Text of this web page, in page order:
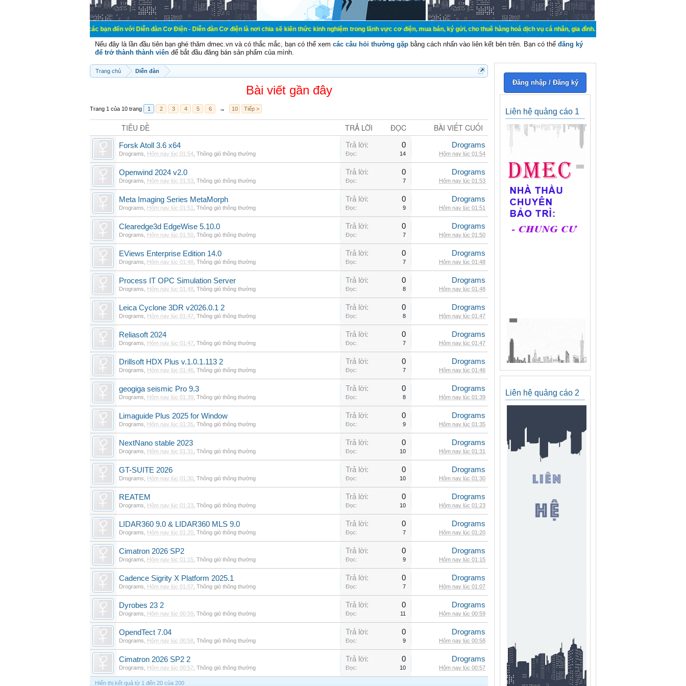
Chào mừng các bạn đến với Diễn đàn Cơ Điện - Diễn đàn Cơ điện là nơi chia sẽ kiến thức kinh nghiệm trong lãnh vực cơ điện, mua bán, ký gửi, cho thuê hàng hoá dịch vụ cá nhân, gia đình. Mua bán, ký gửi, cho thuê thiết bị hệ
Nếu đây là lần đầu tiên bạn ghé thăm dmec.vn và có thắc mắc, bạn có thể xem các câu hỏi thường gặp bằng cách nhấn vào liên kết bên trên. Bạn có thể đăng ký
để trở thành thành viên để bắt đầu đăng bán sản phẩm của mình.
Trang chủ Diễn đàn
Bài viết gần đây
Trang 1 của 10 trang 1 2 3 4 5 6 → 10 Tiếp >
TIÊU ĐỀ TRẢ LỜI ĐỌC BÀI VIẾT CUỐI
Forsk Atoll 3.6 x64
Drograms Hôm nay lúc 01:54 Thông gió thông thường
Trả lời: 0
Đọc: 14
Drograms
Hôm nay lúc 01:54
Openwind 2024 v2.0
Drograms Hôm nay lúc 01:53 Thông gió thông thường
Trả lời: 0
Đọc: 7
Drograms
Hôm nay lúc 01:53
Meta Imaging Series MetaMorph
Drograms Hôm nay lúc 01:51 Thông gió thông thường
Trả lời: 0
Đọc: 9
Drograms
Hôm nay lúc 01:51
Clearedge3d EdgeWise 5.10.0
Drograms Hôm nay lúc 01:50 Thông gió thông thường
Trả lời: 0
Đọc: 7
Drograms
Hôm nay lúc 01:50
EViews Enterprise Edition 14.0
Drograms Hôm nay lúc 01:48 Thông gió thông thường
Trả lời: 0
Đọc: 7
Drograms
Hôm nay lúc 01:48
Process IT OPC Simulation Server
Drograms Hôm nay lúc 01:48 Thông gió thông thường
Trả lời: 0
Đọc: 8
Drograms
Hôm nay lúc 01:48
Leica Cyclone 3DR v2026.0.1 2
Drograms Hôm nay lúc 01:47 Thông gió thông thường
Trả lời: 0
Đọc: 8
Drograms
Hôm nay lúc 01:47
Reliasoft 2024
Drograms Hôm nay lúc 01:47 Thông gió thông thường
Trả lời: 0
Đọc: 7
Drograms
Hôm nay lúc 01:47
Drillsoft HDX Plus v.1.0.1.113 2
Drograms Hôm nay lúc 01:46 Thông gió thông thường
Trả lời: 0
Đọc: 7
Drograms
Hôm nay lúc 01:46
geogiga seismic Pro 9.3
Drograms Hôm nay lúc 01:39 Thông gió thông thường
Trả lời: 0
Đọc: 8
Drograms
Hôm nay lúc 01:39
Limaguide Plus 2025 for Window
Drograms Hôm nay lúc 01:35 Thông gió thông thường
Trả lời: 0
Đọc: 9
Drograms
Hôm nay lúc 01:35
NextNano stable 2023
Drograms Hôm nay lúc 01:31 Thông gió thông thường
Trả lời: 0
Đọc: 10
Drograms
Hôm nay lúc 01:31
GT-SUITE 2026
Drograms Hôm nay lúc 01:30 Thông gió thông thường
Trả lời: 0
Đọc: 10
Drograms
Hôm nay lúc 01:30
REATEM
Drograms Hôm nay lúc 01:23 Thông gió thông thường
Trả lời: 0
Đọc: 10
Drograms
Hôm nay lúc 01:23
LIDAR360 9.0 & LIDAR360 MLS 9.0
Drograms Hôm nay lúc 01:20 Thông gió thông thường
Trả lời: 0
Đọc: 7
Drograms
Hôm nay lúc 01:20
Cimatron 2026 SP2
Drograms Hôm nay lúc 01:15 Thông gió thông thường
Trả lời: 0
Đọc: 9
Drograms
Hôm nay lúc 01:15
Cadence Sigrity X Platform 2025.1
Drograms Hôm nay lúc 01:07 Thông gió thông thường
Trả lời: 0
Đọc: 7
Drograms
Hôm nay lúc 01:07
Dyrobes 23 2
Drograms Hôm nay lúc 00:59 Thông gió thông thường
Trả lời: 0
Đọc: 11
Drograms
Hôm nay lúc 00:59
OpendTect 7.04
Drograms Hôm nay lúc 00:58 Thông gió thông thường
Trả lời: 0
Đọc: 9
Drograms
Hôm nay lúc 00:58
Cimatron 2026 SP2 2
Drograms Hôm nay lúc 00:57 Thông gió thông thường
Trả lời: 0
Đọc: 10
Drograms
Hôm nay lúc 00:57
Hiển thị kết quả từ 1 đến 20 của 200
Đăng nhập / Đăng ký
Liên hệ quảng cáo 1
Liên hệ quảng cáo 2